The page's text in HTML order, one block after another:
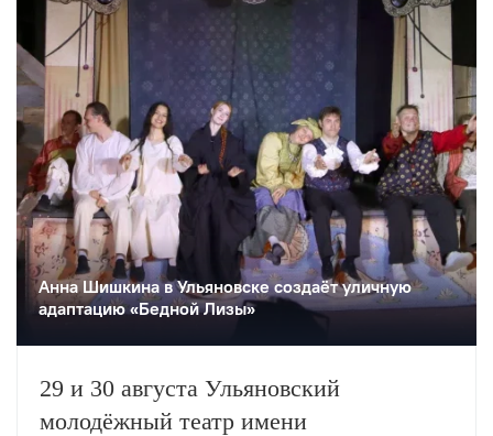
Анна Шишкина в Ульяновске создаëт уличную
адаптацию «Бедной Лизы»
29 и 30 августа Ульяновский
молодёжный театр имени